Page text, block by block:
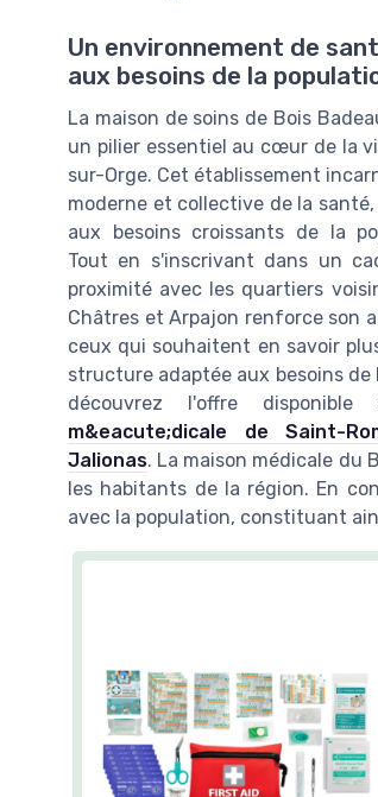
Un environnement de
aux besoins de la
La maison de soins de Bois
un pilier essentiel au cœur de la
sur-Orge. Cet établissement
moderne et collective de la
aux besoins croissants de la
Tout en s'inscrivant dans un
proximité avec les quartiers
Châtres et Arpajon renforce son
ceux qui souhaitent en savoir
structure adaptée aux besoins de
découvrez l'offre
m&eacute;dicale de Saint-
Jalionas. La maison médicale du
les habitants de la région. En
avec la population, constituant